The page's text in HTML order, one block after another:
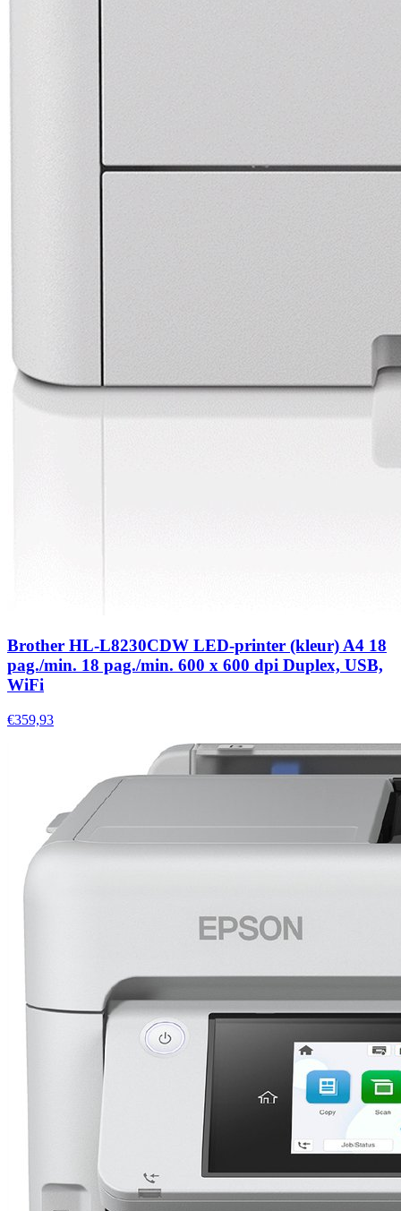
Brother HL-L8230CDW LED-printer (kleur) A4 18
pag./min. 18 pag./min. 600 x 600 dpi Duplex, USB,
WiFi
€359,93